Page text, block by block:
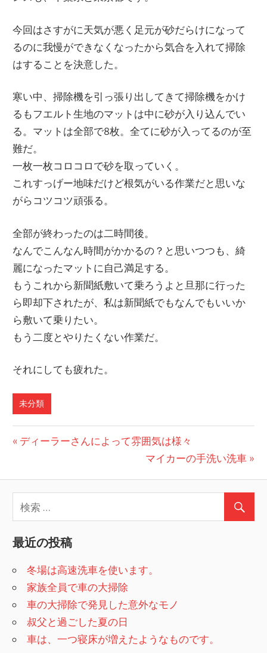
今回はさすがに天気が悪く足元が砂だらけになって
るのに我慢ができなくなったから気合を入れて掃除
はすることを決意した。
寒い中、掃除機を引っ張り出してきて掃除機をかけ
るもフエルト生地のマットは中に砂が入り込んでい
る。マットは全部で8枚。全てに砂が入ってるのが至
難だ。
一枚一枚コロコロで砂を取っていく。
これすっげー地味だけど根気がいる作業だと思いな
がらコツコツ頑張る。
全部が終わったのは二時間後。
なんでこんなん時間がかかるの？と思いつつも、綺
麗になったマットに自己満足する。
もうこれから新聞紙敷いて乗ろうよと旦那に行った
ら即却下されたが、私は新聞紙でもなんでもいいか
ら敷いて乗りたい。
もう二度とやりたくない作業だ。
それにしても疲れた。
未分類
稿
ナ
ビ
ゲ
ー
シ
ョ
ン
前
事:
ディーラーさんによって雰囲気は様々
次
記
マイカーの手洗い洗車
最近の投稿
冬場は高速洗車を使います。
家族全員で車の大掃除
車の大掃除で発見した意外なモノ
叔父と過ごした夏の日
車は、一つ寝床が増えたようなものです。